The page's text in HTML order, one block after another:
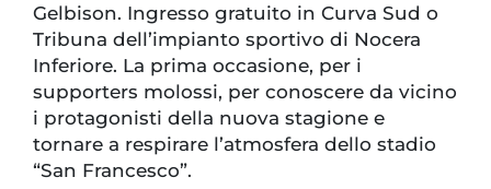
Gelbison. Ingresso gratuito in Curva Sud o
Tribuna dell’impianto sportivo di Nocera
Inferiore. La prima occasione, per i
supporters molossi, per conoscere da vicino
i protagonisti della nuova stagione e
tornare a respirare l’atmosfera dello stadio
“San Francesco”.